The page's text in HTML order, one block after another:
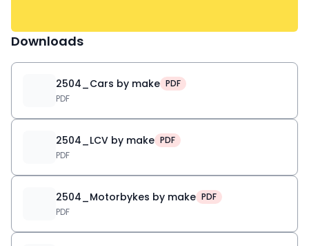
Downloads
2504_Cars by make PDF
PDF
2504_LCV by make PDF
PDF
2504_Motorbykes by make PDF
PDF